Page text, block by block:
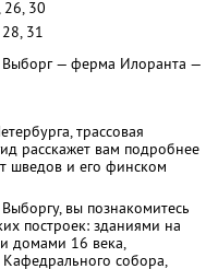
26, 30
31
Выборг — ферма Илоранта —
трассовая
расскажет вам подробнее
шведов и его финском
вы познакомитесь
построек: зданиями на
домами 16 века,
собора,